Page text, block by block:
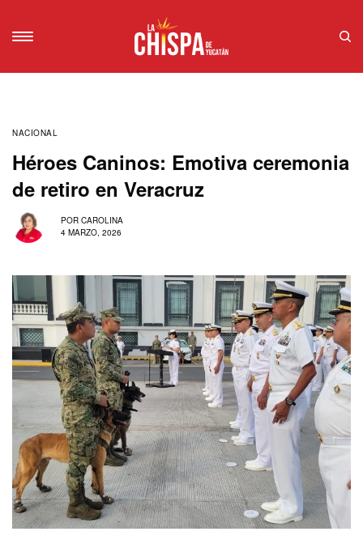
NACIONAL
Héroes Caninos: Emotiva ceremonia
de retiro en Veracruz
POR CAROLINA
4 MARZO, 2026